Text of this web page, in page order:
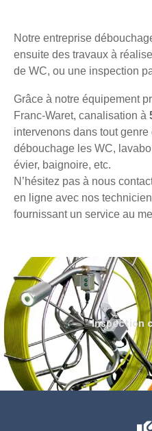
Notre entreprise
ensuite des travaux à
de WC, ou une inspection
Grâce à notre équipement
Franc-Waret, canalisation à
intervenons dans tout
débouchage les WC,
évier, baignoire, etc.
N’hésitez pas à nous
en ligne avec nos
fournissant un service au
Inspection